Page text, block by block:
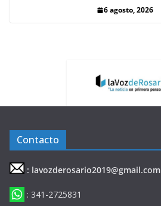
6 agosto, 2026
Contacto
: lavozderosario2019@gmail.com
: 341-2725831